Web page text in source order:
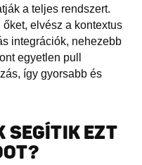
a teljes rendszert.
elvész a kontextus
integrációk, nehezebb
egyetlen pull
így gyorsabb és
SEGÍTIK EZT